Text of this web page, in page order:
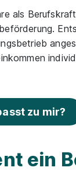
als
zu mir?
ein